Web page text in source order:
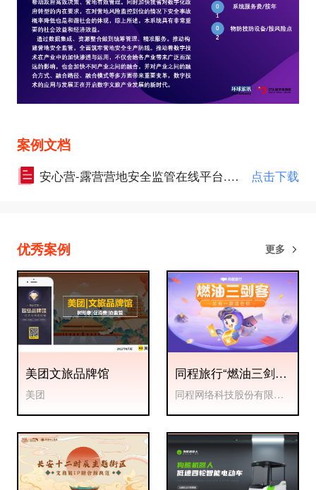
案例文档
安心营-露营营地安全监管在线平台.pdf 点击下载
优秀案例 更多
美团文旅品牌馆
美团
同程旅行“燃油三剑
客”
同程网络科技股份有限公